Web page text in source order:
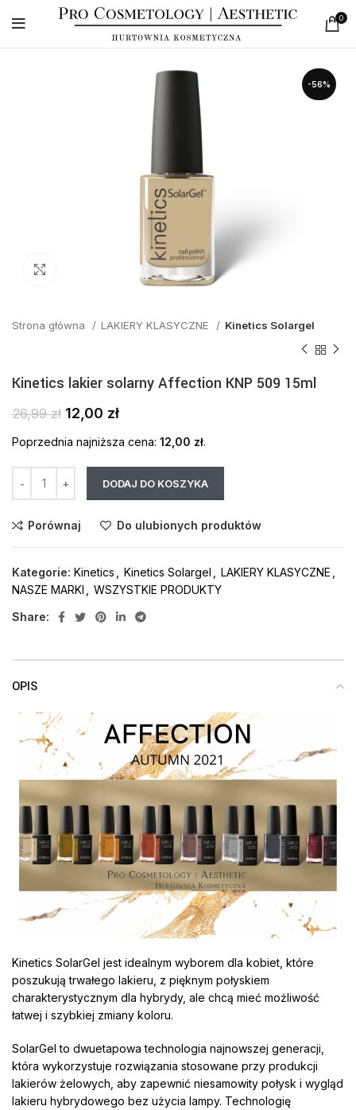
0
-56%
Strona główna LAKIERY KLASYCZNE Kinetics Solargel
Kinetics lakier solarny Affection KNP 509 15ml
26,99zł 12,00 zł
Poprzednia najniższa cena: 12,00 zł.
DODAJ DO KOSZYKA
Porównaj Do ulubionych produktów
Kategorie: Kinetics Kinetics Solargel LAKIERY KLASYCZNE
NASZE MARKI
WSZYSTKIE PRODUKTY
Share:
OPIS
Kinetics SolarGel jest idealnym wyborem dla kobiet, które
poszukują trwałego lakieru, z pięknym połyskiem
charakterystycznym dla hybrydy, ale chcą mieć możliwość
łatwej i szybkiej zmiany koloru.
SolarGel to dwuetapowa technologia najnowszej generacji,
która wykorzystuje rozwiązania stosowane przy produkcji
lakierów żelowych, aby zapewnić niesamowity połysk i wygląd
lakieru hybrydowego bez użycia lampy. Technologię